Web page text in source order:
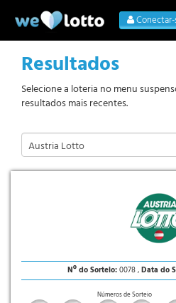
Resultados
Selecione a loteria no menu
resultados mais recentes.
Nº do Sorteio:0078 ,Data do
Números de Sorteio